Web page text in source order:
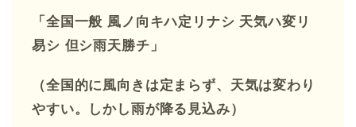
「全国一般 風ノ向キハ定リナシ 天気ハ変リ
易シ 但シ雨天勝チ」
（全国的に風向きは定まらず、天気は変わり
やすい。しかし雨が降る見込み）